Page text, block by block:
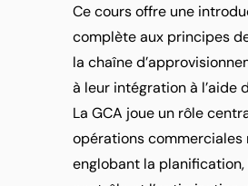
Ce cours offre une
complète aux principes
la chaîne
à leur intégration à l’aide
La GCA joue un rôle
opérations commerciales
englobant la planification,